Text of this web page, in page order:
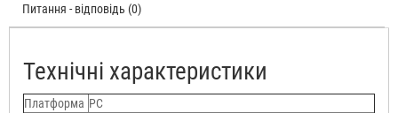
Питання - відповідь (0)
Технічні характеристики
Платформа PC